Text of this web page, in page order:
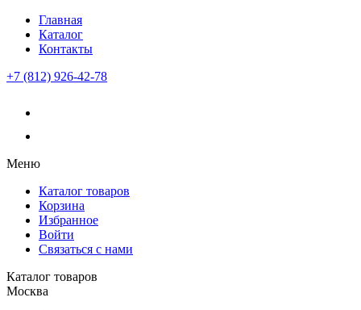
Главная
Каталог
Контакты
+7 (812) 926-42-78
Меню
Каталог товаров
Корзина
Избранное
Войти
Связаться с нами
Каталог товаров
Москва